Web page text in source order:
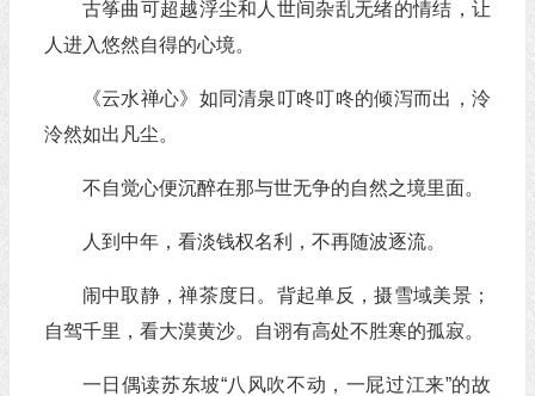
古筝曲可超越浮尘和人世间杂乱无绪的情结，让
人进入悠然自得的心境。
《云水禅心》如同清泉叮咚叮咚的倾泻而出，泠
泠然如出凡尘。
不自觉心便沉醉在那与世无争的自然之境里面。
人到中年，看淡钱权名利，不再随波逐流。
闹中取静，禅茶度日。背起单反，摄雪域美景；
自驾千里，看大漠黄沙。自诩有高处不胜寒的孤寂。
一日偶读苏东坡“八风吹不动，一屁过江来”的故